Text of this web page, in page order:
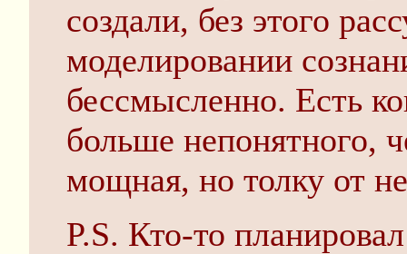
создали, без этого
моделировании
бессмысленно. Есть
больше непонятного,
мощная, но толку от
P.S. Кто-то